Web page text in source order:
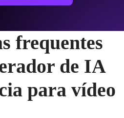
frequentes
de IA
para vídeo